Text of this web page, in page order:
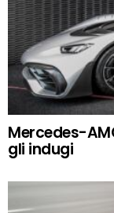
Mercedes-
gli indugi